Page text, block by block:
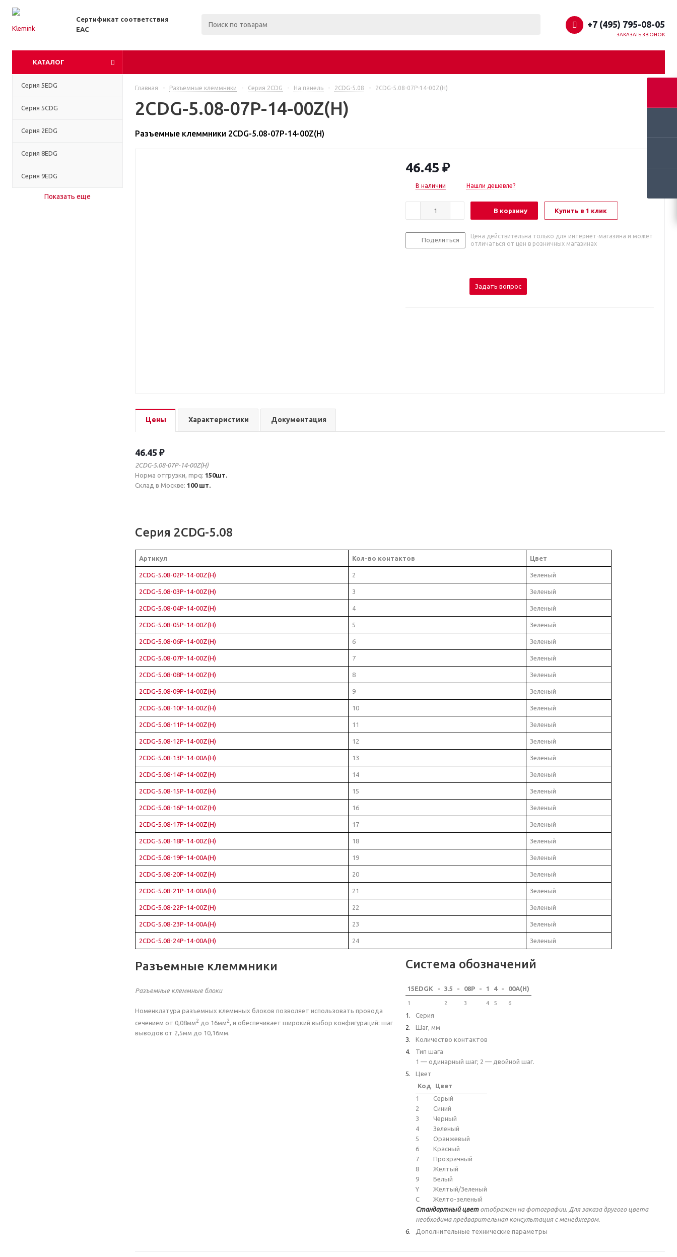
Сертификат соответствия
EAC
+7 (495) 795-08-05
ЗАКАЗАТЬ ЗВОНОК
КАТАЛОГ
Серия 5EDG
Серия 5CDG
Серия 2EDG
Серия 8EDG
Серия 9EDG
Показать еще
Главная - Разъемные клеммники - Серия 2CDG - На панель - 2CDG-5.08 - 2CDG-5.08-07P-14-00Z(H)
2CDG-5.08-07P-14-00Z(H)
Разъемные клеммники 2CDG-5.08-07P-14-00Z(H)
46.45 ₽
В наличии Нашли дешевле?
В корзину Купить в 1 клик
Поделиться
Цена действительна только для интернет-магазина и может
отличаться от цен в розничных магазинах
Задать вопрос
Цены Характеристики Документация
46.45 ₽
2CDG-5.08-07P-14-00Z(H)
Норма отгрузки, mpq: 150шт.
Склад в Москве: 100 шт.
Серия 2CDG-5.08
Артикул Кол-во контактов Цвет
2CDG-5.08-02P-14-00Z(H) 2 Зеленый
2CDG-5.08-03P-14-00Z(H) 3 Зеленый
2CDG-5.08-04P-14-00Z(H) 4 Зеленый
2CDG-5.08-05P-14-00Z(H) 5 Зеленый
2CDG-5.08-06P-14-00Z(H) 6 Зеленый
2CDG-5.08-07P-14-00Z(H) 7 Зеленый
2CDG-5.08-08P-14-00Z(H) 8 Зеленый
2CDG-5.08-09P-14-00Z(H) 9 Зеленый
2CDG-5.08-10P-14-00Z(H) 10 Зеленый
2CDG-5.08-11P-14-00Z(H) 11 Зеленый
2CDG-5.08-12P-14-00Z(H) 12 Зеленый
2CDG-5.08-13P-14-00A(H) 13 Зеленый
2CDG-5.08-14P-14-00Z(H) 14 Зеленый
2CDG-5.08-15P-14-00Z(H) 15 Зеленый
2CDG-5.08-16P-14-00Z(H) 16 Зеленый
2CDG-5.08-17P-14-00Z(H) 17 Зеленый
2CDG-5.08-18P-14-00Z(H) 18 Зеленый
2CDG-5.08-19P-14-00A(H) 19 Зеленый
2CDG-5.08-20P-14-00Z(H) 20 Зеленый
2CDG-5.08-21P-14-00A(H) 21 Зеленый
2CDG-5.08-22P-14-00Z(H) 22 Зеленый
2CDG-5.08-23P-14-00A(H) 23 Зеленый
2CDG-5.08-24P-14-00A(H) 24 Зеленый
Разъемные клеммники
Разъемные клеммные блоки
Номенклатура разъемных клеммных блоков позволяет использовать провода
сечением от 0,08мм2 до 16мм2, и обеспечивает широкий выбор конфигураций: шаг
выводов от 2,5мм до 10,16мм.
Система обозначений
15EDGK - 3.5 - 08P - 1 4 - 00A(H)
1 2 3 4 5 6
Серия
Шаг, мм
Количество контактов
Тип шага
1 — одинарный шаг; 2 — двойной шаг.
Цвет
Код
Цвет
1
Серый
2
Синий
3
Черный
4
Зеленый
5
Оранжевый
6
Красный
7
Прозрачный
8
Желтый
9
Белый
Y
Желтый/Зеленый
C
Желто-зеленый
Стандартный цветотображен на фотографии. Для заказа другого цвета
необходима предварительная консультация с менеджером.
Дополнительные технические параметры